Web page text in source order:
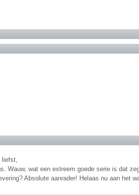
liefst,
Wauw, wat een extreem goede serie is dat
Absolute aanrader! Helaas nu aan het